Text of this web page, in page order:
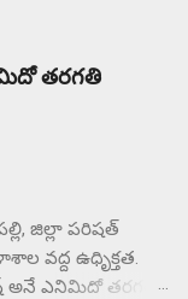
తరగతి
జిల్లా పరిషత్
వద్ద ఉధృిక్తత.
అనే ఎనిమిదో తరగతి